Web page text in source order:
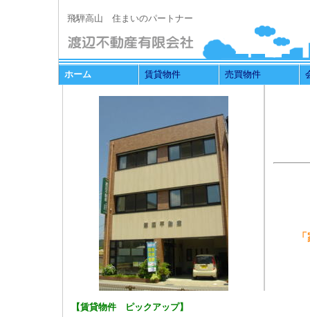
飛騨高山 住まいのパートナー
ホーム 賃貸物件 売買物件
【賃貸物件 ピックアップ】